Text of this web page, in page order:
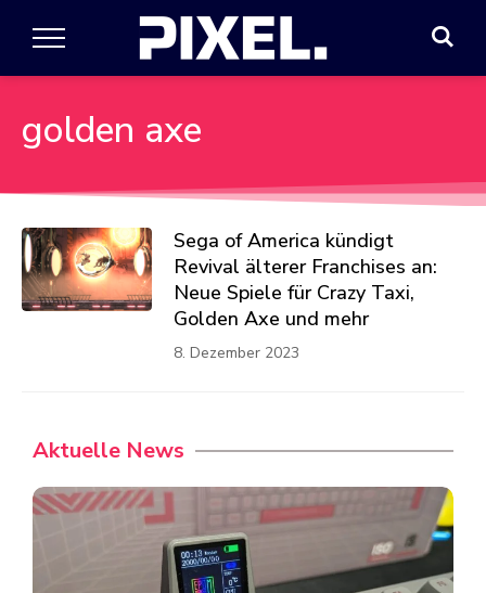
golden axe
Sega of America kündigt
Revival älterer Franchises an:
Neue Spiele für Crazy Taxi,
Golden Axe und mehr
8. Dezember 2023
Aktuelle News